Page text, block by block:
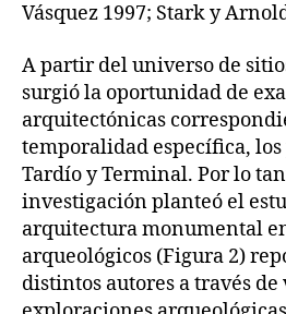
Vásquez 1997; Stark y
A partir del universo de
surgió la oportunidad de
arquitectónicas
temporalidad específica, los
Tardío y Terminal. Por lo
investigación planteó el
arquitectura monumental
arqueológicos (Figura 2)
distintos autores a través de